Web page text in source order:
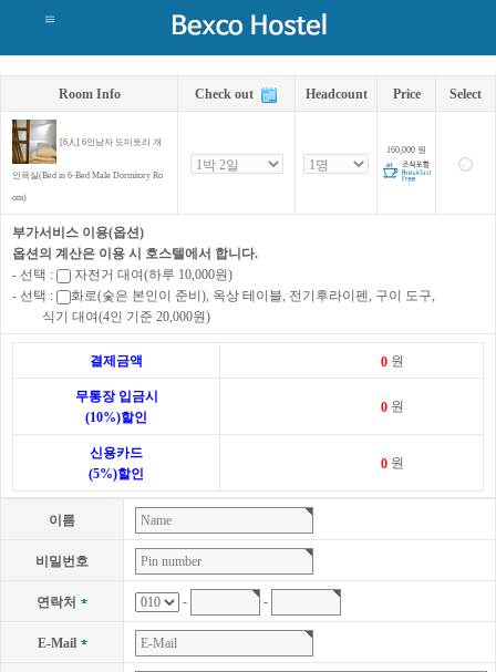
Room Info Check out Headcount Price Select
[6人] 6인남자 도미토리 개
인욕실(Bed in 6-Bed Male Dormitory Ro
om)
160,000 원
부가서비스 이용(옵션)
옵션의 계산은 이용 시 호스텔에서 합니다.
- 선택 :
자전거 대여(하루 10,000원)
- 선택 :
화로(숯은 본인이 준비), 옥상 테이블, 전기후라이펜, 구이 도구,
식기 대여(4인 기준 20,000원)
결제금액 원
무통장 입금시
(10%)할인
원
신용카드
(5%)할인
원
이름
비밀번호
연락처 - -
E-Mail